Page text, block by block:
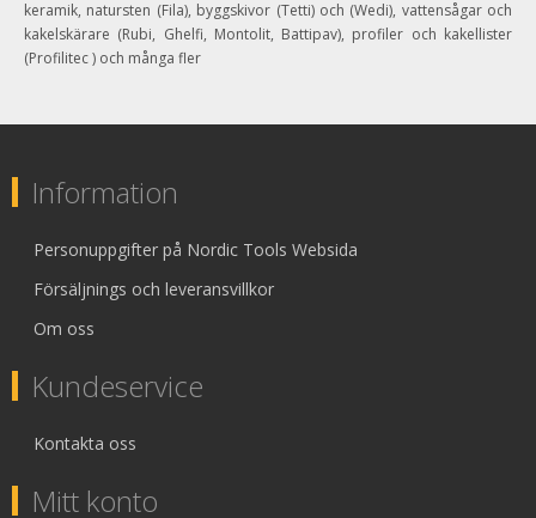
keramik, natursten (Fila), byggskivor (Tetti) och (Wedi), vattensågar och
kakelskärare (Rubi, Ghelfi, Montolit, Battipav), profiler och kakellister
(Profilitec ) och många fler
Information
Personuppgifter på Nordic Tools Websida
Försäljnings och leveransvillkor
Om oss
Kundeservice
Kontakta oss
Mitt konto